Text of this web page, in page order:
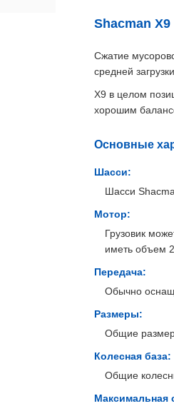
Shacman
Сжатие
средней
X9 в целом
хорошим
Основные
Шасси:
Шасси
Мотор:
Грузовик
иметь объем
Передача:
Обычно
Размеры:
Общие
Колесная база:
Общие
Максимальная